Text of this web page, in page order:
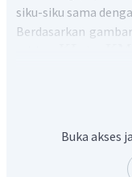
siku-siku sama
Berdasarkan
Dengan demikian,
Buka akses